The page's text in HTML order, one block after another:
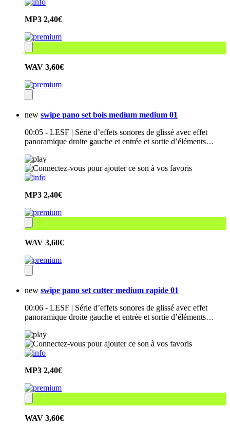
MP3 2,40€
WAV 3,60€
new swipe pano set bois medium medium 01
00:05 - LESF | Série d’effets sonores de glissé avec effet
panoramique droite gauche et entrée et sortie d’éléments…
MP3 2,40€
WAV 3,60€
new swipe pano set cutter medium rapide 01
00:06 - LESF | Série d’effets sonores de glissé avec effet
panoramique droite gauche et entrée et sortie d’éléments…
MP3 2,40€
WAV 3,60€